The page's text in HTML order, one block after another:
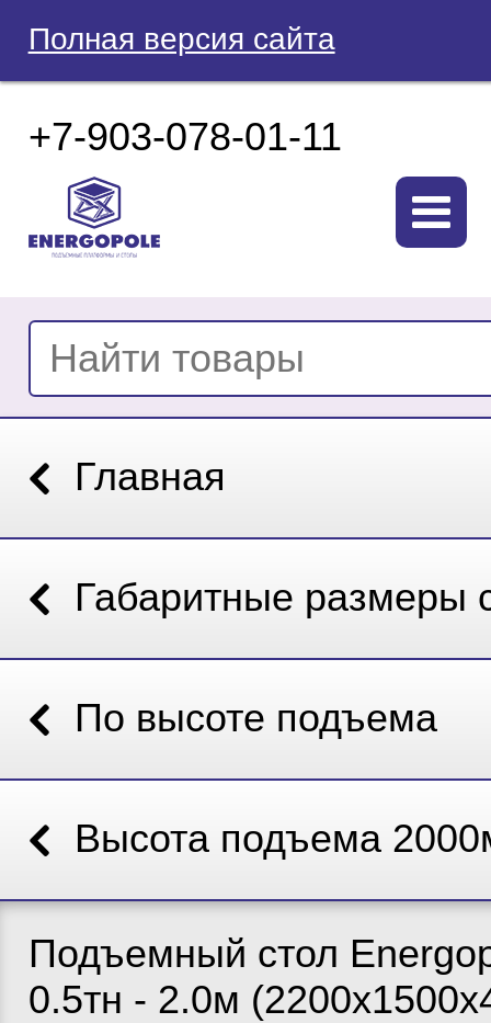
Полная версия сайта
+7-903-078-01-11
Главная
Габаритные размеры
По высоте подъема
Высота подъема
Подъемный стол
0.5тн - 2.0м